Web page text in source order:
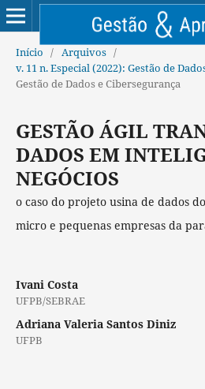
Início / Arquivos /
v. 11 n. Especial (2022): Gestão de
Gestão de Dados e Cibersegurança
GESTÃO ÁGIL
DADOS EM
NEGÓCIOS
o caso do projeto usina de dados
micro e pequenas empresas da
Ivani Costa
UFPB/SEBRAE
Adriana Valeria Santos Diniz
UFPB